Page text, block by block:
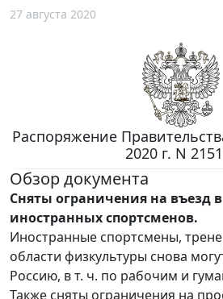
27 августа 2020
Распоряжение
2020 г. N
Обзор документа
Сняты ограничения на въезд
иностранных спортсменов.
Иностранные спортсмены,
области физкультуры снова
Россию, в т. ч. по рабочим и
Также сняты ограничения на